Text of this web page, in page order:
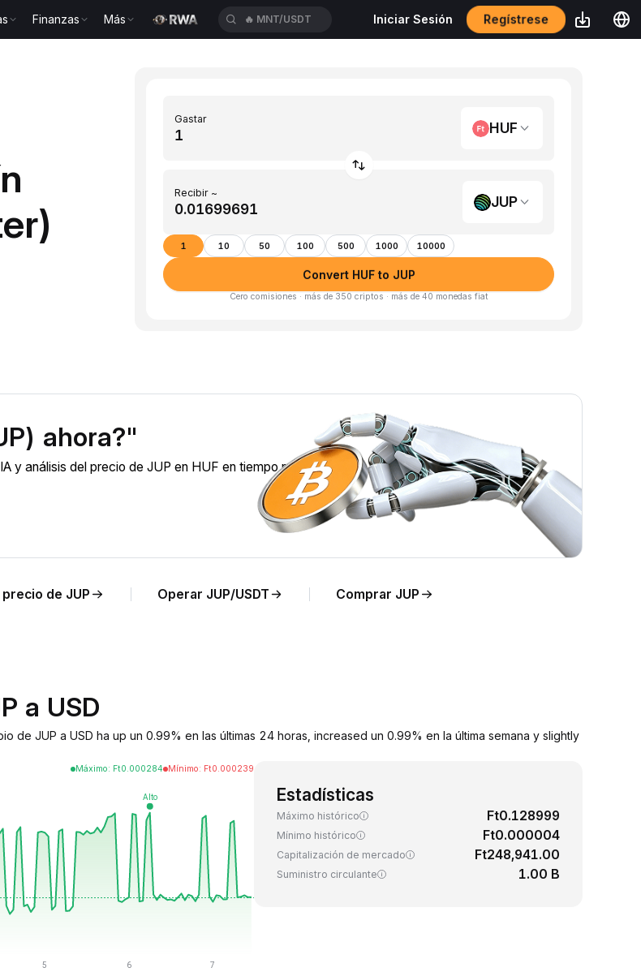
Finanzas Más 🔥 MNT/USDT Iniciar Sesión Regístrese
Gastar
HUF
Recibir ~
JUP
1 10 50 100 500 1000 10000
Convert HUF to JUP
Cero comisiones · más de 350 criptos · más de 40 monedas fiat
ahora?"
y análisis del precio de JUP en HUF en tiempo real.
de JUP Operar JUP/USDT Comprar JUP
a USD
JUP a USD ha up un 0.99% en las últimas 24 horas, increased un 0.99% en la última semana y slightly
Máximo: Ft0.000284 Mínimo: Ft0.000239
Estadísticas
Máximo histórico Ft0.128999
Mínimo histórico Ft0.000004
Capitalización de mercado Ft248,941.00
Suministro circulante 1.00 B